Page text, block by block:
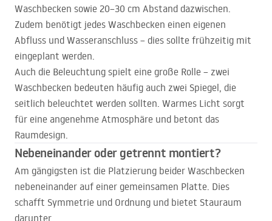
Waschbecken sowie 20–30 cm Abstand dazwischen.
Zudem benötigt jedes Waschbecken einen eigenen
Abfluss und Wasseranschluss – dies sollte frühzeitig mit
eingeplant werden.
Auch die Beleuchtung spielt eine große Rolle – zwei
Waschbecken bedeuten häufig auch zwei Spiegel, die
seitlich beleuchtet werden sollten. Warmes Licht sorgt
für eine angenehme Atmosphäre und betont das
Raumdesign.
Nebeneinander oder getrennt montiert?
Am gängigsten ist die Platzierung beider Waschbecken
nebeneinander auf einer gemeinsamen Platte. Dies
schafft Symmetrie und Ordnung und bietet Stauraum
darunter.